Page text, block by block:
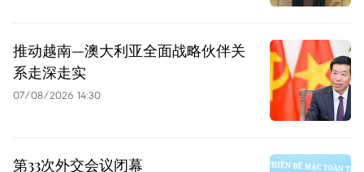
推动越南—澳大利亚全面战略伙伴关
系走深走实
07/08/2026 14:30
第33次外交会议闭幕